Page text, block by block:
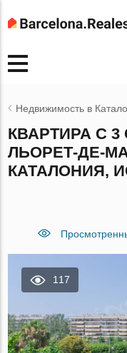
Недвижимость в
КВАРТИРА С
ЛЬОРЕТ-ДЕ-
КАТАЛОНИЯ,
117